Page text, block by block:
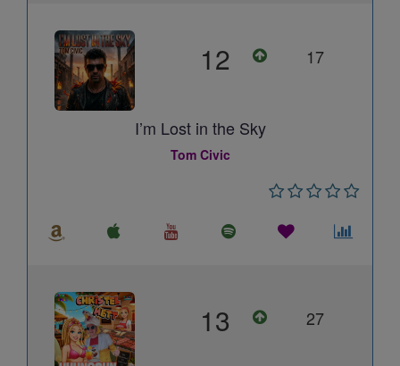
12 17
I’m Lost in the Sky
Tom Civic
13 27